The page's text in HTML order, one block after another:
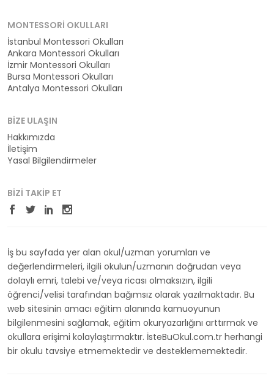
MONTESSORI OKULLARI
İstanbul Montessori Okulları
Ankara Montessori Okulları
İzmir Montessori Okulları
Bursa Montessori Okulları
Antalya Montessori Okulları
BIZE ULAŞIN
Hakkımızda
İletişim
Yasal Bilgilendirmeler
BIZI TAKIP ET
İş bu sayfada yer alan okul/uzman yorumları ve
değerlendirmeleri, ilgili okulun/uzmanın doğrudan veya
dolaylı emri, talebi ve/veya ricası olmaksızın, ilgili
öğrenci/velisi tarafından bağımsız olarak yazılmaktadır. Bu
web sitesinin amacı eğitim alanında kamuoyunun
bilgilenmesini sağlamak, eğitim okuryazarlığını arttırmak ve
okullara erişimi kolaylaştırmaktır. İsteBuOkul.com.tr herhangi
bir okulu tavsiye etmemektedir ve desteklememektedir.